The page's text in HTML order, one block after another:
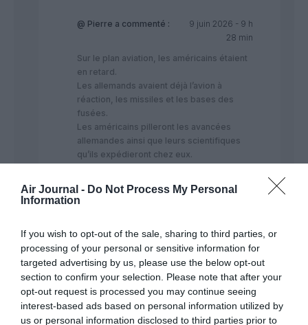
Air Journal - Do Not Process My Personal
Information
If you wish to opt-out of the sale, sharing to third parties, or
processing of your personal or sensitive information for
targeted advertising by us, please use the below opt-out
section to confirm your selection. Please note that after your
opt-out request is processed you may continue seeing
interest-based ads based on personal information utilized by
us or personal information disclosed to third parties prior to
@ Pierre a commenté :
9 juin 2026 - 9 h
28 min
Sur le plan aviation, les américains étaient
en retard.
Les allemands avaient déjà l’avion à
réaction, les missiles et les bases des
fusées.
Les américains pilleront les avancées
allemandes ainsi que leurs scientifiques
qu’ils expédieront chez eux.
plus grande quantité d’hommes et de
De plus en 1939, les américains sont
restés dans leurs pantoufles.
Ils n’étaient pas du tout intéressés par
l’Europe. Ils étaient neutres et
isolationnistes.
Seuls l’Angleterre et la France ont pris
l’initiative.